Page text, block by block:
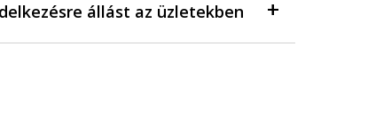
állást az üzletekben